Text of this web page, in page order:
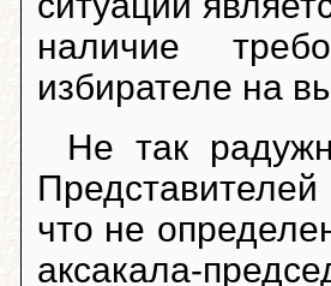
наличие
избирателе на
Не так
что не
аксакала-